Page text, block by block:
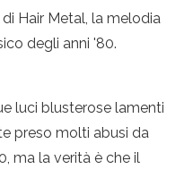
Hair Metal, la melodia
degli anni '80.
luci blusterose lamenti
preso molti abusi da
ma la verità è che il